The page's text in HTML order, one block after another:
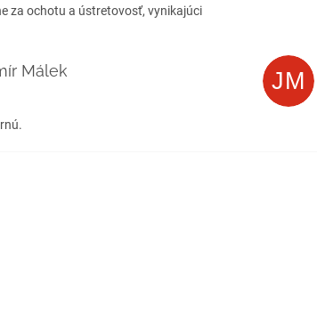
za ochotu a ústretovosť, vynikajúci
Málek
obchodu je 5 z 5 hviezdičiek. JM